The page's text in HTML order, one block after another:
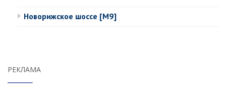
Новорижское шоссе [М9]
РЕКЛАМА